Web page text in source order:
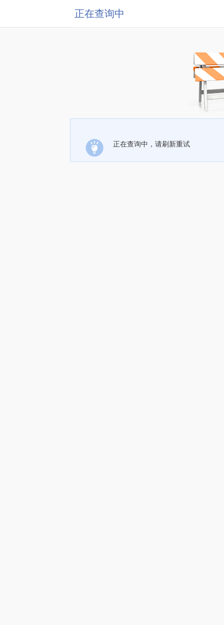
正在查询中
正在查询中，请刷新重试